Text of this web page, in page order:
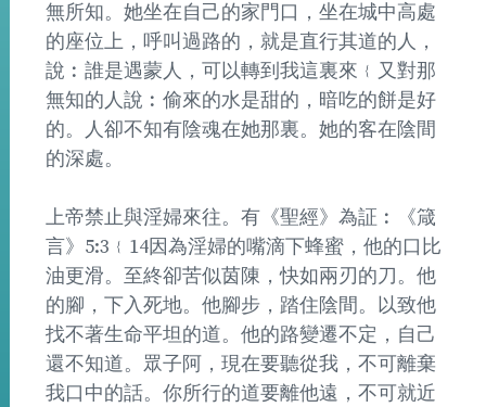
無所知。她坐在自己的家門口，坐在城中高處
的座位上，呼叫過路的，就是直行其道的人，
說︰誰是遇蒙人，可以轉到我這裏來﹛又對那
無知的人說︰偷來的水是甜的，暗吃的餅是好
的。人卻不知有陰魂在她那裏。她的客在陰間
的深處。
上帝禁止與淫婦來往。有《聖經》為証︰《箴
言》5:3﹛14因為淫婦的嘴滴下蜂蜜，他的口比
油更滑。至終卻苦似茵陳，快如兩刃的刀。他
的腳，下入死地。他腳步，踏住陰間。以致他
找不著生命平坦的道。他的路變遷不定，自己
還不知道。眾子阿，現在要聽從我，不可離棄
我口中的話。你所行的道要離他遠，不可就近